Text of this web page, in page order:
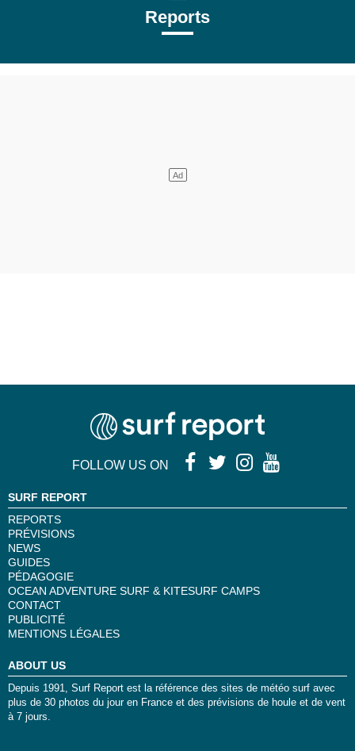
Reports
FOLLOW US ON
SURF REPORT
REPORTS
PRÉVISIONS
NEWS
GUIDES
PÉDAGOGIE
OCEAN ADVENTURE SURF & KITESURF CAMPS
CONTACT
PUBLICITÉ
MENTIONS LÉGALES
ABOUT US
Depuis 1991, Surf Report est la référence des sites de météo surf avec
plus de 30 photos du jour en France et des prévisions de houle et de vent
à 7 jours.